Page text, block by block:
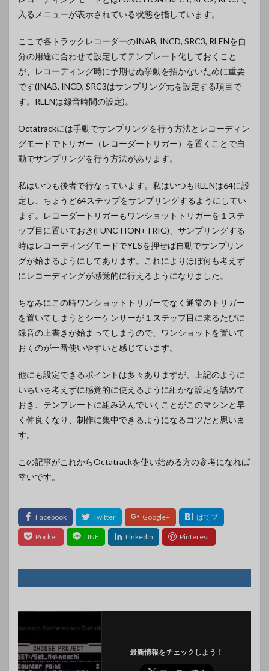
入るメニューが表示されている状態を指しています。
ここで各トラックレコーダーのINAB, INCD, SRC3, RLENを自
分の用途に合わせて設定してテンプレート化しておくこと
が、レコーディング時に予期せぬ挙動を招かないために重要
です(INAB, INCD, SRC3はサンプリング元を設定する項目で
す。RLENは録音時間の設定)。
Octatrackには手動でサンプリングを行う方法とレコーディン
グモードでトリガー（レコーダートリガー）を置くことで自
動でサンプリングを行う方法があります。
私はいつも後者で行なっています。私はいつもRLENは64に設
定し、ちょうど64ステップをサンプリングするようにしてい
ます。レコーダートリガーもワンショットトリガーを１ステ
ップ目に置いておき(FUNCTION+TRIG)、サンプリングする
時はレコーディングモードでYESを押せば自動でサンプリン
グが始まるようにしてあります。これによりほぼ何も考えず
にレコーディングが感覚的に行えるようになりました。
ちなみにこの時ワンショットトリガーでなく通常のトリガー
を置いてしまうとシーケンサーが１ステップ目に来るたびに
録音の上書きが始まってしまうので、ワンショットを置いて
おくのが一番使いやすいと感じています。
他にも設定できるポイントは多々ありますが、上記のように
いちいち考えずに感覚的に使えるように細かな設定を詰めて
おき、テンプレートに組み込んでいくことがこのマシンと早
く仲良くなり、制作に集中できるようになるコツだと思いま
す。
この記事がこれからOctatrackを使い始める方の参考になれば
幸いです。
最新情報をチェックしよう！